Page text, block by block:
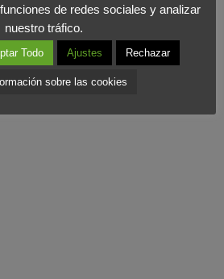
a Catalina Hoffmann por su nuevo
la que conocemos bien porque nuestra
es suConsultora de Marketing
de redes sociales y analizar
nuestro tráfico.
Todo Ajustes Rechazar
sobre las cookies